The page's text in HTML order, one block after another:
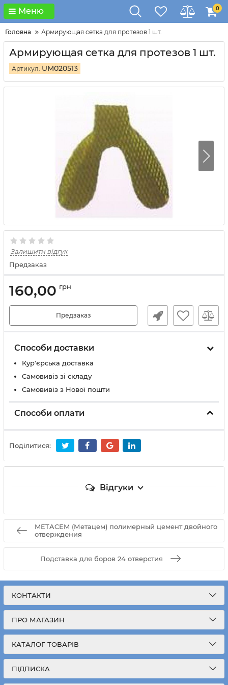
Меню 0
Головна Армирующая сетка для протезов 1 шт.
Армирующая сетка для протезов 1 шт.
Артикул: UM020513
Залишити відгук
Предзаказ
160,00 грн
Предзаказ
Способи доставки
Кур'єрська доставка
Самовивіз зі складу
Самовивіз з Нової пошти
Способи оплати
Поділитися:
Відгуки
METACEM (Метацем) полимерный цемент двойного
отверждения
Подставка для боров 24 отверстия
КОНТАКТИ
ПРО МАГАЗИН
КАТАЛОГ ТОВАРІВ
ПІДПИСКА